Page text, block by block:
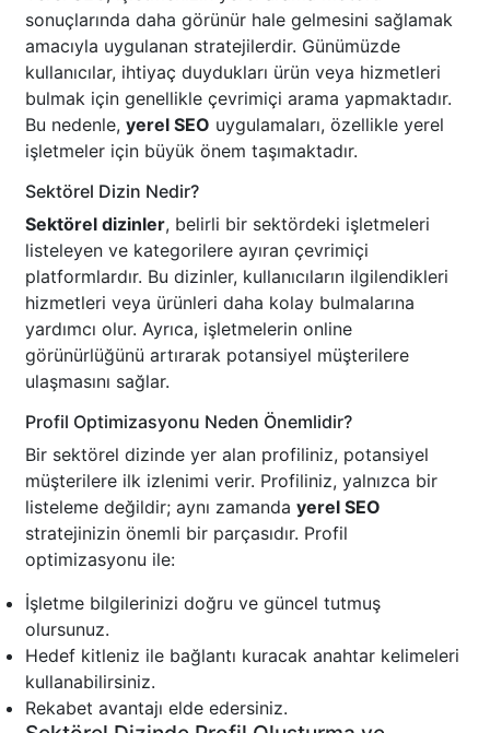
sonuçlarında daha görünür hale gelmesini sağlamak
amacıyla uygulanan stratejilerdir. Günümüzde
kullanıcılar, ihtiyaç duydukları ürün veya hizmetleri
bulmak için genellikle çevrimiçi arama yapmaktadır.
Bu nedenle, yerel SEO uygulamaları, özellikle yerel
işletmeler için büyük önem taşımaktadır.
Sektörel Dizin Nedir?
Sektörel dizinler, belirli bir sektördeki işletmeleri
listeleyen ve kategorilere ayıran çevrimiçi
platformlardır. Bu dizinler, kullanıcıların ilgilendikleri
hizmetleri veya ürünleri daha kolay bulmalarına
yardımcı olur. Ayrıca, işletmelerin online
görünürlüğünü artırarak potansiyel müşterilere
ulaşmasını sağlar.
Profil Optimizasyonu Neden Önemlidir?
Bir sektörel dizinde yer alan profiliniz, potansiyel
müşterilere ilk izlenimi verir. Profiliniz, yalnızca bir
listeleme değildir; aynı zamanda yerel SEO
stratejinizin önemli bir parçasıdır. Profil
optimizasyonu ile:
İşletme bilgilerinizi doğru ve güncel tutmuş
olursunuz.
Hedef kitleniz ile bağlantı kuracak anahtar kelimeleri
kullanabilirsiniz.
Rekabet avantajı elde edersiniz.